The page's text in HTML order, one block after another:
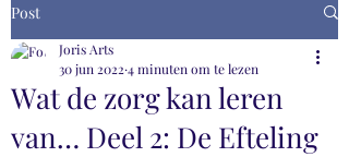
Post
Wat de zorg kan leren
van… Deel 2: De Efteling
Joris Arts
30 jun 2022 4 minuten om te lezen